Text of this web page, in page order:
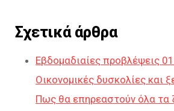
Σχετικά άρθρα
Εβδομαδιαίες προβλέψεις
Οικονομικές δυσκολίες και
Πως θα επηρεαστούν όλα τα